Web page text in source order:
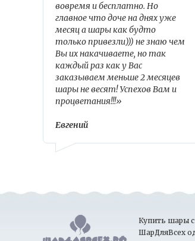
вовремя и бесплатно. Но
главное что доче на днях уже
месяц а шары как будто
только привезли))) не знаю чем
Вы их накачиваете, но так
каждый раз как у Вас
заказываем меньше 2 месяцев
шары не весят! Успехов Вам и
процветания!!!»
Евгений
Купить шары
ШарДляВсех